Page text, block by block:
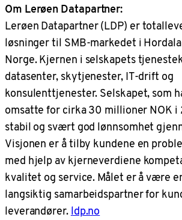
Om Lerøen Datapartner:
Lerøen Datapartner (LDP) er
løsninger til SMB-markedet i
Norge. Kjernen i selskapets
datasenter, skytjenester, IT-drift og
konsulenttjenester. Selskapet, som
omsatte for cirka 30 millioner NOK i
stabil og svært god lønnsomhet
Visjonen er å tilby kundene en
med hjelp av kjerneverdiene
kvalitet og service. Målet er å være
langsiktig samarbeidspartner for
leverandører.ldp.no